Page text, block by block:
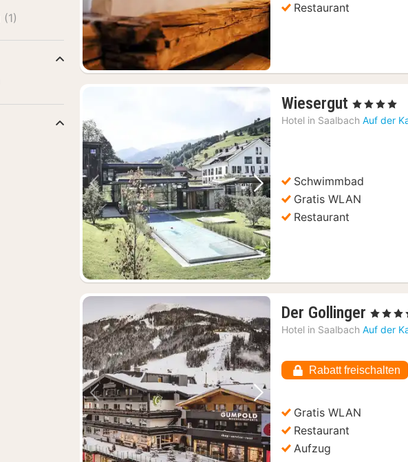
Restaurant
Vorheriges Bild Nächstes Bild
Wiesergut 1
Nacht
, 4 Sterne
Hotel in Saalbach Auf der
Schwimmbad
Gratis WLAN
Restaurant
Vorheriges Bild Nächstes Bild
Der Gollinger 1
177,45
€
, 4 Sterne
Hotel in Saalbach Auf der
Rabatt freischalten
Gratis WLAN
Restaurant
Aufzug
(1)